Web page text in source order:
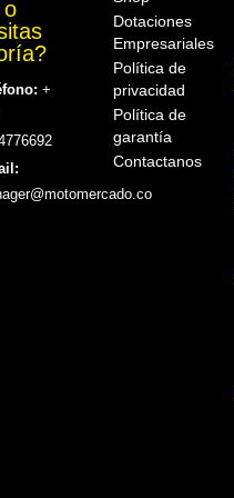
o
+
Dotaciones
Empresariales
Política de
privacidad
Política de
garantía
Contactanos